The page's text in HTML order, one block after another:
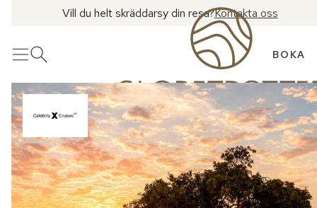
Vill du helt skräddarsy din resa?Kontakta oss
MenyÖppna sök BOKA
Se fler bilder